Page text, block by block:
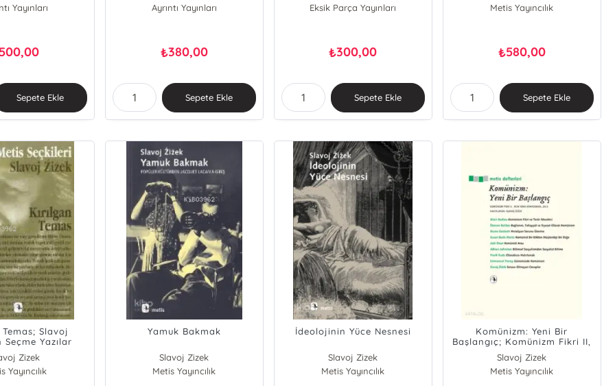
Thompson
Yayınları
500,00
Sepete Ekle
Ayrıntı Yayınları
₺380,00
Sepete Ekle
Eksik Parça Yayınları
₺300,00
Sepete Ekle
Metis Yayıncılık
₺580,00
Sepete Ekle
Temas; Slavoj
Seçme Yazılar
Zizek
Yayıncılık
Yamuk Bakmak
Slavoj Zizek
Metis Yayıncılık
İdeolojinin Yüce Nesnesi
Slavoj Zizek
Metis Yayıncılık
Komünizm: Yeni Bir
Başlangıç; Komünizm Fikri II,
New York Konferansı, 2011
Slavoj Zizek
Metis Yayıncılık